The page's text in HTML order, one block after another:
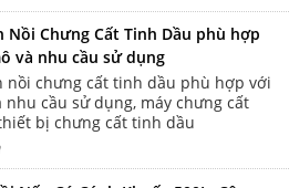
Nồi Chưng Cất Tinh Dầu phù hợp
và nhu cầu sử dụng
nồi chưng cất tinh dầu phù hợp với
nhu cầu sử dụng, máy chưng cất
bị chưng cất tinh dầu